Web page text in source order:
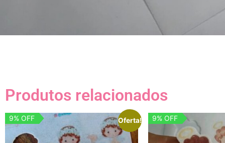
Produtos relacionados
Oferta!
9% OFF 9% OFF